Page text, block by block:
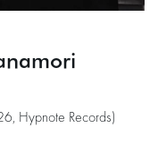
Hypnote Records)